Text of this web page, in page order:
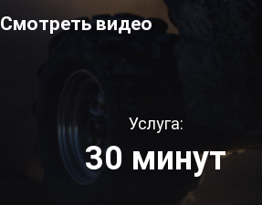
Смотреть видео
Услуга:
30 минут